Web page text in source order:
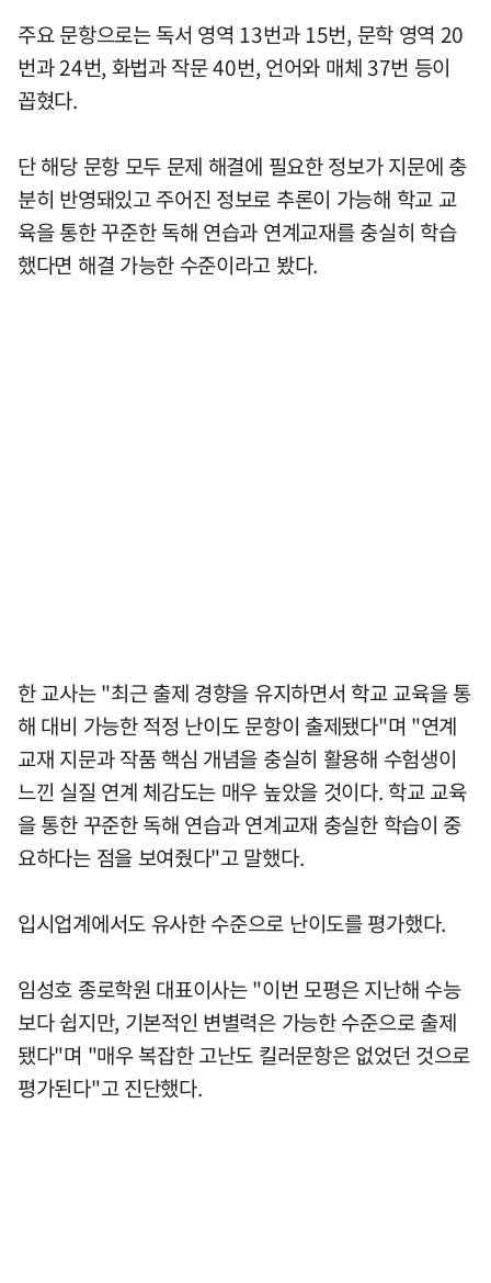
주요 문항으로는 독서 영역 13번과 15번, 문학 영역 20
번과 24번, 화법과 작문 40번, 언어와 매체 37번 등이
꼽혔다.
단 해당 문항 모두 문제 해결에 필요한 정보가 지문에 충
분히 반영돼있고 주어진 정보로 추론이 가능해 학교 교
육을 통한 꾸준한 독해 연습과 연계교재를 충실히 학습
했다면 해결 가능한 수준이라고 봤다.
한 교사는 "최근 출제 경향을 유지하면서 학교 교육을 통
해 대비 가능한 적정 난이도 문항이 출제됐다"며 "연계
교재 지문과 작품 핵심 개념을 충실히 활용해 수험생이
느낀 실질 연계 체감도는 매우 높았을 것이다. 학교 교육
을 통한 꾸준한 독해 연습과 연계교재 충실한 학습이 중
요하다는 점을 보여줬다"고 말했다.
입시업계에서도 유사한 수준으로 난이도를 평가했다.
임성호 종로학원 대표이사는 "이번 모평은 지난해 수능
보다 쉽지만, 기본적인 변별력은 가능한 수준으로 출제
됐다"며 "매우 복잡한 고난도 킬러문항은 없었던 것으로
평가된다"고 진단했다.